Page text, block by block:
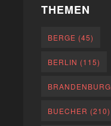
THEMEN
BERGE (45)
BERLIN (115)
BRANDENBURG
BUECHER (210)